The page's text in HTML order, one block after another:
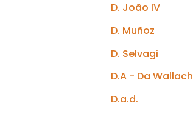
D. João IV
D. Muñoz
D. Selvagi
D.A - Da Wallach
D.a.d.